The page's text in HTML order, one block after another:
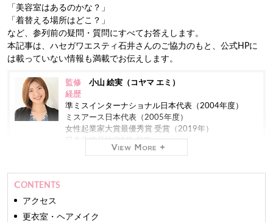
「美容室はあるのかな？」
「着替える場所はどこ？」
など、参列前の疑問・質問にすべてお答えします。
本記事は、ハセガワエスティ石井さんのご協力のもと、公式HPに
は載っていない情報も満載でお伝えします。
監修 小山 絵実（コヤマ エミ）
経歴
準ミスインターナショナル日本代表（2004年度）
ミスアース日本代表（2005年度）
女性起業家大賞最優秀賞 受賞（2019年）
日本化粧品検定1級 保有
株式会社ミスコンシャス 代表取締役社長（2012年
CONTENTS
アクセス
更衣室・ヘアメイク